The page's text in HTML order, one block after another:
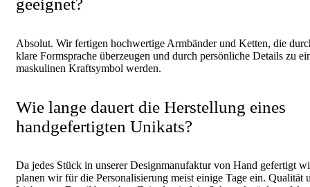
geeignet?
Absolut. Wir fertigen hochwertige Armbänder und Ketten, die
klare Formsprache überzeugen und durch persönliche Details zu
maskulinen Kraftsymbol werden.
Wie lange dauert die Herstellung eines
handgefertigten Unikats?
Da jedes Stück in unserer Designmanufaktur von Hand gefertigt
planen wir für die Personalisierung meist einige Tage ein. Qualität